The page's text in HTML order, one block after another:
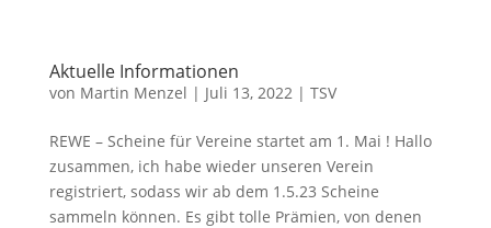
Aktuelle Informationen
von Martin Menzel | Juli 13, 2022 | TSV
REWE – Scheine für Vereine startet am 1. Mai ! Hallo
zusammen, ich habe wieder unseren Verein
registriert, sodass wir ab dem 1.5.23 Scheine
sammeln können. Es gibt tolle Prämien, von denen